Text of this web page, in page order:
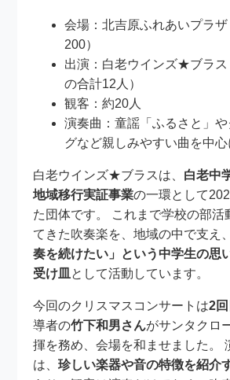
会場：北吉原ふれあいプラ
200）
出演：白老ウインズ★ブラス
の合計12人）
観客：約20人
演奏曲：童謡「ふるさと」
グなど親しみやすい曲を中心
白老ウインズ★ブラスは、 白老中
地域移行実証事業の一環として
た団体です。 これまで学校の部活
てきた吹奏楽を、地域の中で支え、
奏を続けたい」という中学生の思
受け皿 として活動しています。
今回のクリスマスコンサートは2
導者の竹下和男さんがサンタクロ
揮を務め、会場を和ませました。
は、珍しい楽器や音の特徴を紹介